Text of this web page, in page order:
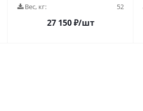
Вес, кг: 52
27 150₽/шт